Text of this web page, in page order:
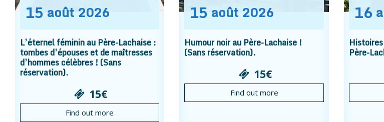
15 août 2026
L’éternel féminin au Père-Lachaise :
tombes d’épouses et de maîtresses
d’hommes célèbres ! (Sans
réservation).
15€
Find out more
15 août 2026
Humour noir au Père-Lachaise !
(Sans réservation).
15€
Find out more
16
Père-